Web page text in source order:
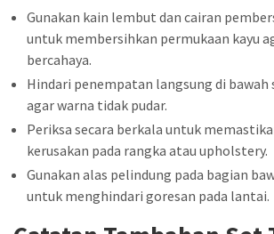
Gunakan kain lembut dan cairan
untuk membersihkan permukaan kayu
bercahaya.
Hindari penempatan langsung di
agar warna tidak pudar.
Periksa secara berkala untuk
kerusakan pada rangka atau upholstery.
Gunakan alas pelindung pada bagian
untuk menghindari goresan pada lantai.